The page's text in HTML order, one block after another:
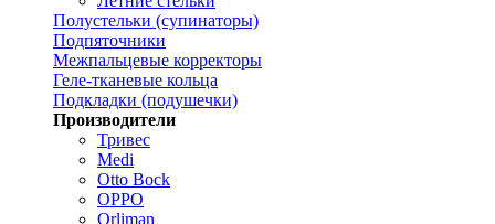
Полустельки (супинаторы)
Подпяточники
Межпальцевые корректоры
Геле-тканевые кольца
Подкладки (подушечки)
Производители
Тривес
Medi
Otto Bock
OPPO
Orliman